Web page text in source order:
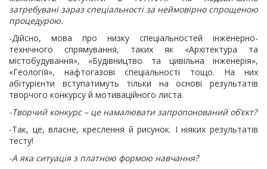
затребувані зараз спеціальності за неймовірно спрощеною
процедурою.
-Дійсно, мова про низку спеціальностей інженерно-
технічного спрямування, таких як «Архітектура та
містобудування», «Будівництво та цивільна інженерія»,
«Геологія», нафтогазові спеціальності тощо. На них
абітурієнти вступатимуть тільки на основі результатів
творчого конкурсу й мотиваційного листа.
-Творчий конкурс – це намалювати запропонований об’єкт?
-Так, це, власне, креслення й рисунок. І ніяких результатів
тесту!
-А яка ситуація з платною формою навчання?